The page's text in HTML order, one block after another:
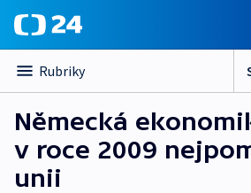
Rubriky
Německá
v roce 2009
unii